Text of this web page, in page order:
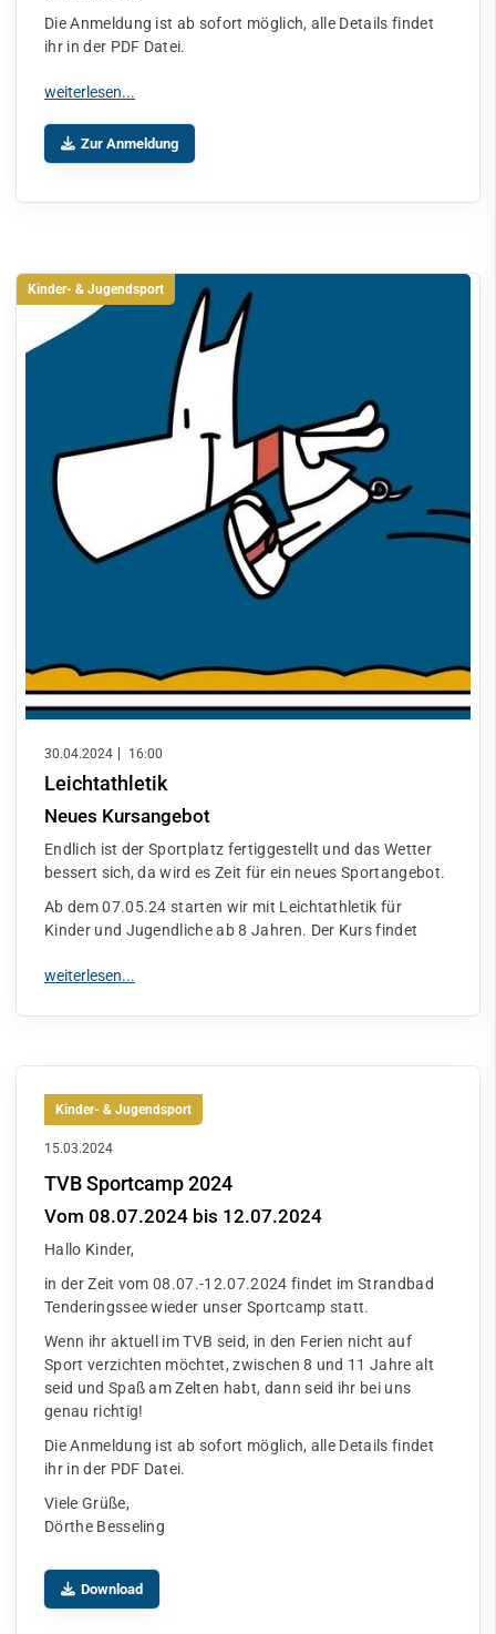
Die Anmeldung ist ab sofort möglich, alle Details findet
ihr in der PDF Datei.
Zur Anmeldung
Kinder- & Jugendsport
30.04.2024 16:00
Leichtathletik
Neues Kursangebot
Endlich ist der Sportplatz fertiggestellt und das Wetter
bessert sich, da wird es Zeit für ein neues Sportangebot.
Ab dem 07.05.24 starten wir mit Leichtathletik für
Kinder und Jugendliche ab 8 Jahren. Der Kurs findet
Kinder- & Jugendsport
15.03.2024
TVB Sportcamp 2024
Vom 08.07.2024 bis 12.07.2024
Hallo Kinder,
in der Zeit vom 08.07.-12.07.2024 findet im Strandbad
Tenderingssee wieder unser Sportcamp statt.
Wenn ihr aktuell im TVB seid, in den Ferien nicht auf
Sport verzichten möchtet, zwischen 8 und 11 Jahre alt
seid und Spaß am Zelten habt, dann seid ihr bei uns
genau richtig!
Die Anmeldung ist ab sofort möglich, alle Details findet
ihr in der PDF Datei.
Viele Grüße,
Dörthe Besseling
Download